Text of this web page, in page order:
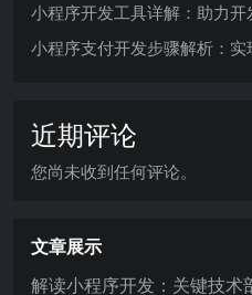
小程序开发工具详解：助力开
小程序支付开发步骤解析：
近期评论
您尚未收到任何评论。
文章展示
解读小程序开发：关键技术